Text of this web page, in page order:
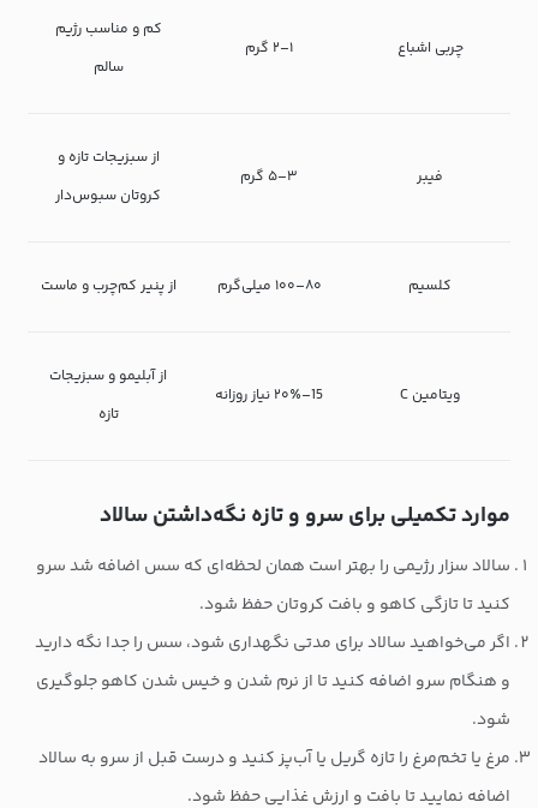
چربی اشباع ۱–۲ گرم
کم و مناسب رژیم
سالم
فیبر ۳–۵ گرم
از سبزیجات تازه و
کروتان سبوس‌دار
کلسیم ۸۰–۱۰۰ میلی‌گرم از پنیر کم‌چرب و ماست
ویتامین C 15–۲۰٪ نیاز روزانه
از آبلیمو و سبزیجات
تازه
موارد تکمیلی برای سرو و تازه نگه‌داشتن سالاد
سالاد سزار رژیمی را بهتر است همان لحظه‌ای که سس اضافه شد سرو
کنید تا تازگی کاهو و بافت کروتان حفظ شود.
اگر می‌خواهید سالاد برای مدتی نگهداری شود، سس را جدا نگه دارید
و هنگام سرو اضافه کنید تا از نرم شدن و خیس شدن کاهو جلوگیری
شود.
مرغ یا تخم‌مرغ را تازه گریل یا آب‌پز کنید و درست قبل از سرو به سالاد
اضافه نمایید تا بافت و ارزش غذایی حفظ شود.